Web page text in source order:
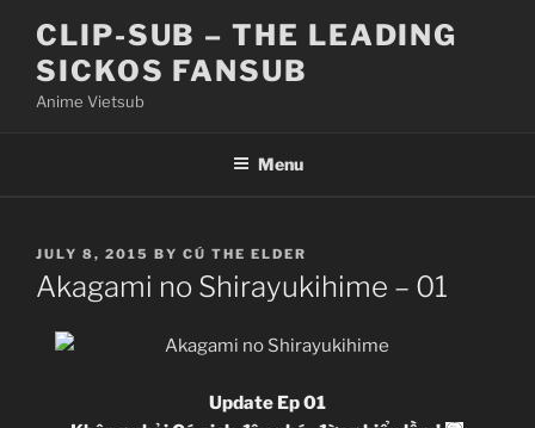
content
CLIP-SUB – THE LEADING
SICKOS FANSUB
Anime Vietsub
Menu
POSTED
ON
JULY 8, 2015 BY CÚ THE ELDER
Akagami no Shirayukihime – 01
Update Ep 01